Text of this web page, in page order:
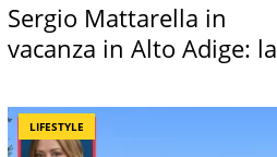
Sergio Mattarella in
vacanza in Alto Adige: la
LIFESTYLE